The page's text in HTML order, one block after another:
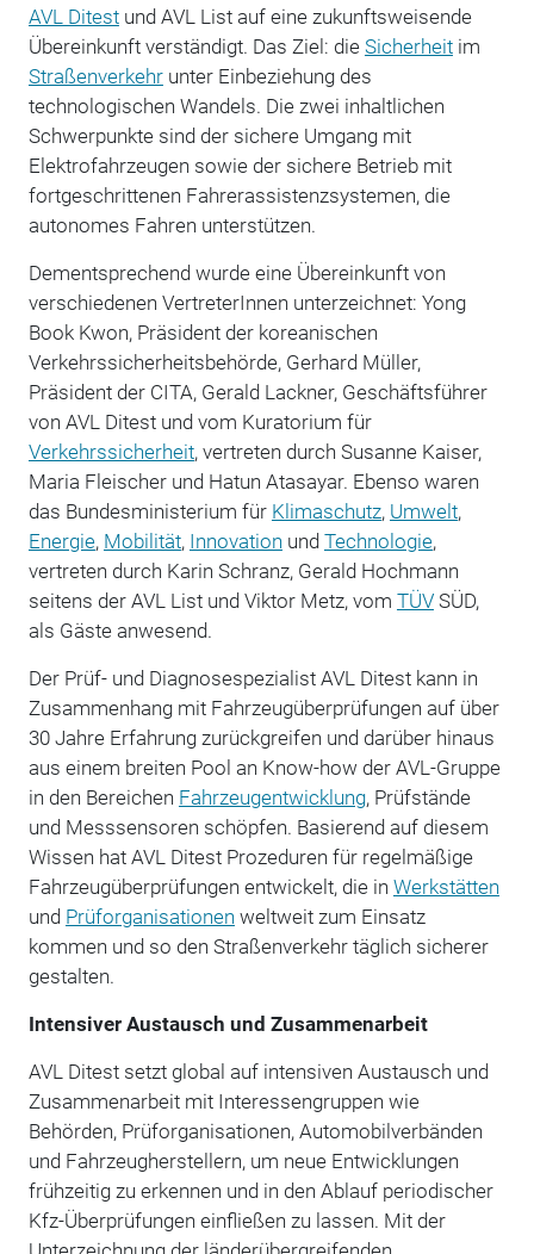
AVL Ditestund AVL List auf eine zukunftsweisende
Übereinkunft verständigt. Das Ziel: die Sicherheitim
Straßenverkehrunter Einbeziehung des
technologischen Wandels. Die zwei inhaltlichen
Schwerpunkte sind der sichere Umgang mit
Elektrofahrzeugen sowie der sichere Betrieb mit
fortgeschrittenen Fahrerassistenzsystemen, die
autonomes Fahren unterstützen.
Dementsprechend wurde eine Übereinkunft von
verschiedenen VertreterInnen unterzeichnet: Yong
Book Kwon, Präsident der koreanischen
Verkehrssicherheitsbehörde, Gerhard Müller,
Präsident der CITA, Gerald Lackner, Geschäftsführer
von AVL Ditest und vom Kuratorium für
Verkehrssicherheit, vertreten durch Susanne Kaiser,
Maria Fleischer und Hatun Atasayar. Ebenso waren
das Bundesministerium für Klimaschutz, Umwelt,
Energie, Mobilität, Innovation und Technologie,
vertreten durch Karin Schranz, Gerald Hochmann
seitens der AVL List und Viktor Metz, vom TÜVSÜD,
als Gäste anwesend.
Der Prüf- und Diagnosespezialist AVL Ditest kann in
Zusammenhang mit Fahrzeugüberprüfungen auf über
30 Jahre Erfahrung zurückgreifen und darüber hinaus
aus einem breiten Pool an Know-how der AVL-Gruppe
in den Bereichen Fahrzeugentwicklung, Prüfstände
und Messsensoren schöpfen. Basierend auf diesem
Wissen hat AVL Ditest Prozeduren für regelmäßige
Fahrzeugüberprüfungen entwickelt, die in Werkstätten
und Prüforganisationen weltweit zum Einsatz
kommen und so den Straßenverkehr täglich sicherer
gestalten.
Intensiver Austausch und Zusammenarbeit
AVL Ditest setzt global auf intensiven Austausch und
Zusammenarbeit mit Interessengruppen wie
Behörden, Prüforganisationen, Automobilverbänden
und Fahrzeugherstellern, um neue Entwicklungen
frühzeitig zu erkennen und in den Ablauf periodischer
Kfz-Überprüfungen einfließen zu lassen. Mit der